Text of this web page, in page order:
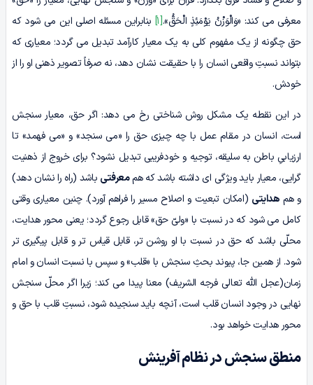
معرفی می کند: «وَالْوَزْنُ یَوْمَئِذٍ الْحَقُّ».[1]
بنابراین مسئله اصلی این می شود که
حق چگونه از یک مفهوم کلی به یک معیار کارآمد تبدیل می گردد؛ معیاری که
بتواند نسبتِ واقعی انسان را با حقیقت نشان دهد، نه صرفاً تصویر ذهنی او را از
خودش.
در این نقطه یک مشکل روش شناختی رخ می دهد: اگر حق، معیار سنجش
است، انسان در مقام عمل با چه چیزی حق را «می سنجد» و «می فهمد» تا
ارزیابیِ باطن به سلیقه، توجیه و خودفریبی تبدیل نشود؟ برای خروج از ذهنیت
گرایی، معیار باید ویژگی ای داشته باشد که هممعرفتی باشد (راه را نشان دهد)
و هم هدایتی (امکان تبعیت و اصلاح مسیر را فراهم آورد). چنین معیاری وقتی
کامل می شود که در نسبت با «ولیّ حق» قابل رجوع گردد؛ یعنی محور هدایت،
محلّی باشد که حق در نسبت با او روشن تر، قابل قیاس تر و قابل پیگیری تر
شود. از همین جا، پیوند بحثِ سنجش با «قلب» و سپس با نسبت انسان و امام
زمان(عجل الله تعالی فرجه الشریف) معنا پیدا می کند؛ زیرا اگر محلّ سنجش
نهایی در وجود انسان قلب است، آنچه باید سنجیده شود، نسبتِ قلب با حق و
محور هدایت خواهد بود.
منطق سنجش در نظام آفرینش